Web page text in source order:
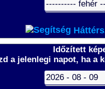
Időzített
a jelenlegi napot, ha a